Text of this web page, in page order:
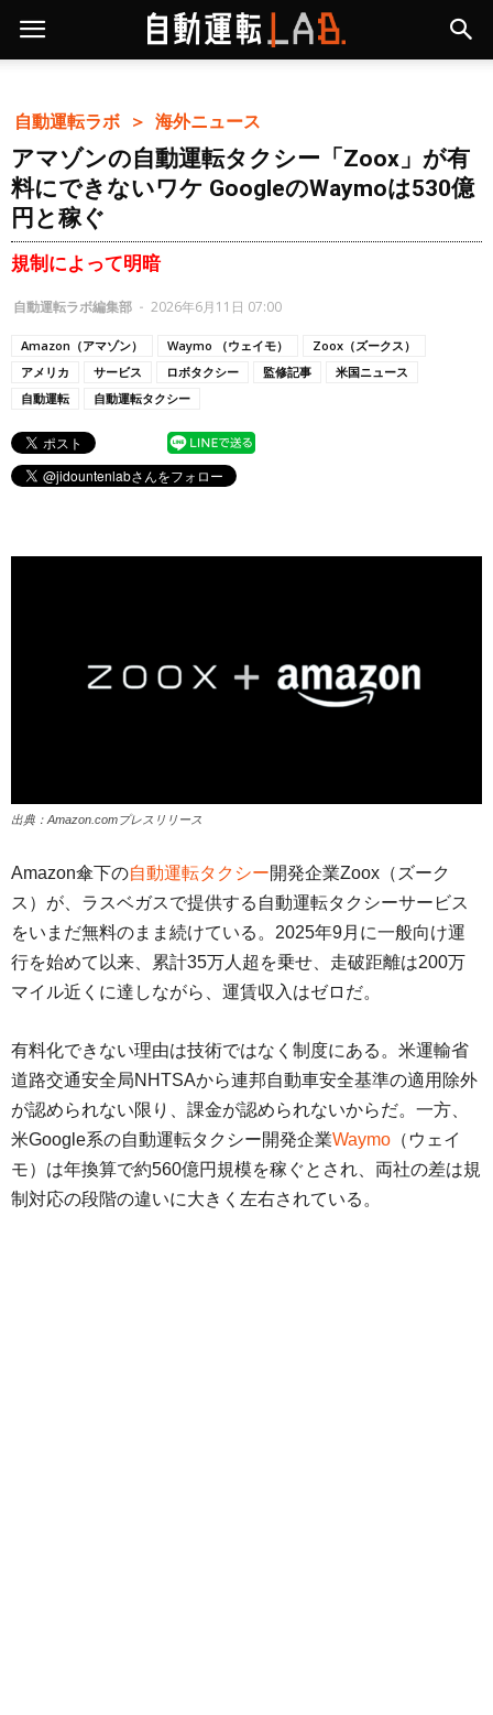
自動運転ラボ ＞ 海外ニュース
アマゾンの自動運転タクシー「Zoox」が有
料にできないワケ GoogleのWaymoは530億
円と稼ぐ
規制によって明暗
自動運転ラボ編集部 - 2026年6月11日 07:00
Amazon（アマゾン） Waymo （ウェイモ）
Zoox（ズークス）
アメリカ
サービス ロボタクシー 監修記事
米国ニュース
自動運転
自動運転タクシー
出典：Amazon.comプレスリリース
Amazon傘下の自動運転タクシー開発企業Zoox（ズーク
ス）が、ラスベガスで提供する自動運転タクシーサービス
をいまだ無料のまま続けている。2025年9月に一般向け運
行を始めて以来、累計35万人超を乗せ、走破距離は200万
マイル近くに達しながら、運賃収入はゼロだ。
有料化できない理由は技術ではなく制度にある。米運輸省
道路交通安全局NHTSAから連邦自動車安全基準の適用除外
が認められない限り、課金が認められないからだ。一方、
米Google系の自動運転タクシー開発企業Waymo （ウェイ
モ）は年換算で約560億円規模を稼ぐとされ、両社の差は規
制対応の段階の違いに大きく左右されている。